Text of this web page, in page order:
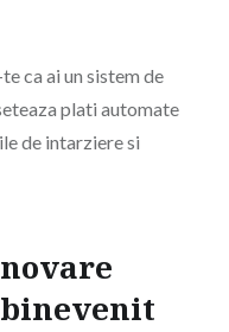
ca ai un sistem de
plati automate
de intarziere si
binevenit